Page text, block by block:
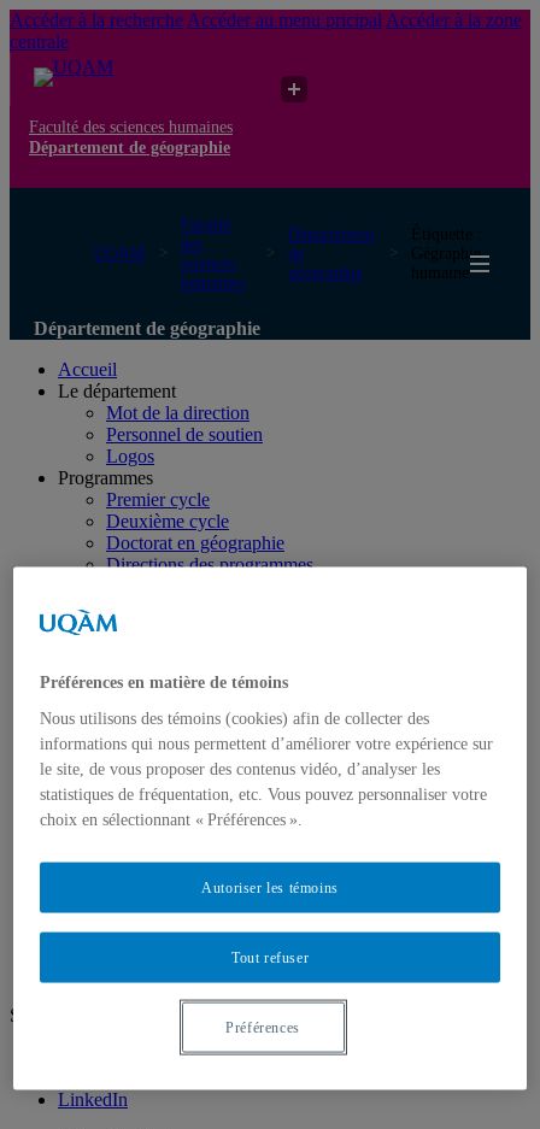
Accéder à la recherche Accéder au menu pricipal Accéder à la zone
centrale
Faculté des sciences humaines
Département de géographie
UQAM
Faculté
des
sciences
humaines
Département
de
géographie
Étiquette :
Gégraphie
humaine
Département de géographie
Accueil
Le département
Mot de la direction
Personnel de soutien
Logos
Programmes
Premier cycle
Deuxième cycle
Doctorat en géographie
Directions des programmes
Professeur.e.s associé.e.s
Chargé.e.s de cours de géographie
Recherche
Équipes et unités de recherche
Régles d’éthique
Axes de recherche
Publications
Mémoires et thèses
Laboratoires
Médias
Géographie à UQAM.tv
Revue de presse
Nous joindre
Suivez-nous
LinkedIn
Préférences en matière de témoins
Nous utilisons des témoins (cookies) afin de collecter des
informations qui nous permettent d’améliorer votre expérience sur
le site, de vous proposer des contenus vidéo, d’analyser les
statistiques de fréquentation, etc. Vous pouvez personnaliser votre
choix en sélectionnant « Préférences ».
Tout refuser
Autoriser les témoins
Préférences